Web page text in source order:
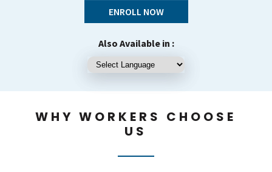
ENROLL NOW
Also Available in :
WHY WORKERS CHOOSE
US